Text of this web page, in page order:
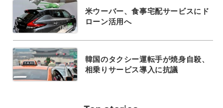
米ウーバー、食事宅配サービスにド
ローン活用へ
韓国のタクシー運転手が焼身自殺、
相乗りサービス導入に抗議